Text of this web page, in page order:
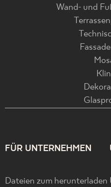
Wand- und
FÜR UNTERNEHMEN
Dateien zum herunterladen